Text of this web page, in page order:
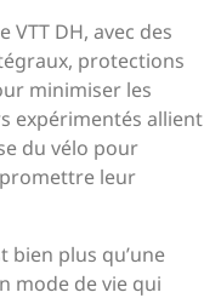
DH, avec des
protections
minimiser les
expérimentés allient
du vélo pour
leur
bien plus qu’une
mode de vie qui